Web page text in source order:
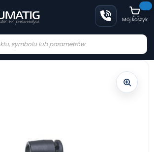
Mój koszyk